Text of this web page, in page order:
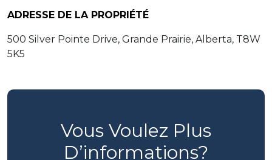
ADRESSE DE LA PROPRIÉTÉ
500 Silver Pointe Drive, Grande Prairie, Alberta, T8W
5K5
Vous Voulez Plus
D’informations?